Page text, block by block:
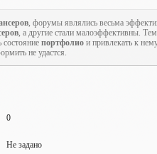
, форумы являлись весьма
, а другие стали малоэффективны.
состояние портфолио и привлекать к
не удастся.
0
Не задано